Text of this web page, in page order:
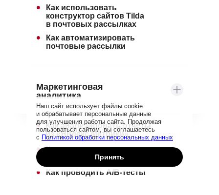
Как использовать
конструктор сайтов Tilda
в почтовых рассылках
•
Как автоматизировать
почтовые рассылки
•
Маркетинговая
аналитика
Как анализировать отчёты
из «Яндекс.Метрики»
•
Как проанализировать
веб-страницы
•
Как проводить A/B-тесты
•
Принять
Наш сайт использует файлы cookie
и обрабатывает персональные данные
для улучшения работы сайта. Продолжая
пользоваться сайтом, вы соглашаетесь
с Политикой обработки персональных данных